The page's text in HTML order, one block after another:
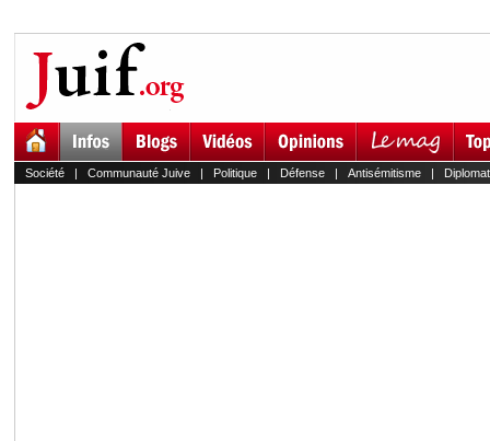
Société| Communauté Juive| Politique| Défense| Antisémitisme|